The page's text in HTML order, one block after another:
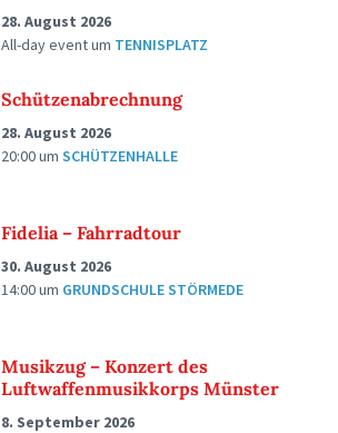
28. August 2026
All-day eventum TENNISPLATZ
Schützenabrechnung
28. August 2026
20:00um SCHÜTZENHALLE
Fidelia – Fahrradtour
30. August 2026
14:00um GRUNDSCHULE STÖRMEDE
Musikzug – Konzert des
Luftwaffenmusikkorps Münster
8. September 2026